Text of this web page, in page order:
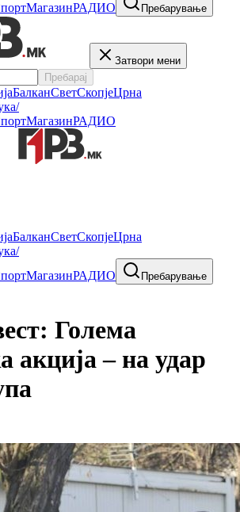
МагазинРАДИО Пребарување
Затвори мени
Пребарај
БалканСветСкопјеЦрна
МагазинРАДИО
БалканСветСкопјеЦрна
МагазинРАДИО Пребарување
Голема
акција – на удар